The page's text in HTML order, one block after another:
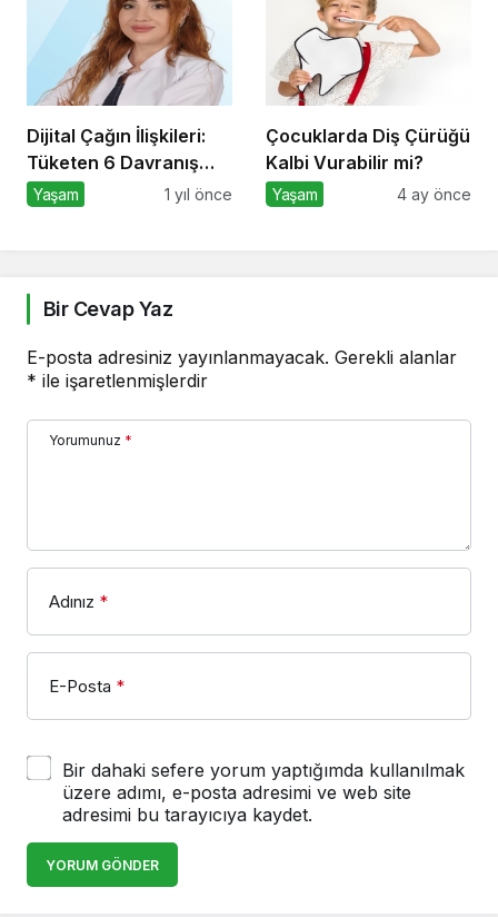
Dijital Çağın İlişkileri:
Tüketen 6 Davranış
Biçimi
Yaşam 1 yıl önce
Çocuklarda Diş Çürüğü
Kalbi Vurabilir mi?
Yaşam 4 ay önce
Bir Cevap Yaz
E-posta adresiniz yayınlanmayacak. Gerekli alanlar
* ile işaretlenmişlerdir
Yorumunuz *
Adınız *
E-Posta *
Bir dahaki sefere yorum yaptığımda kullanılmak
üzere adımı, e-posta adresimi ve web site
adresimi bu tarayıcıya kaydet.
YORUM GÖNDER